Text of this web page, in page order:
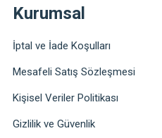
Kurumsal
İptal ve İade Koşulları
Mesafeli Satış Sözleşmesi
Kişisel Veriler Politikası
Gizlilik ve Güvenlik